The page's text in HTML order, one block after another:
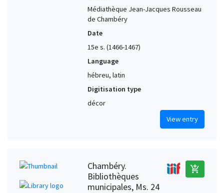
Médiathèque Jean-Jacques Rousseau
de Chambéry
Date
15e s. (1466-1467)
Language
hébreu, latin
Digitisation type
décor
View entry
Chambéry.
Bibliothèques
municipales, Ms. 24
add_shopping_cart